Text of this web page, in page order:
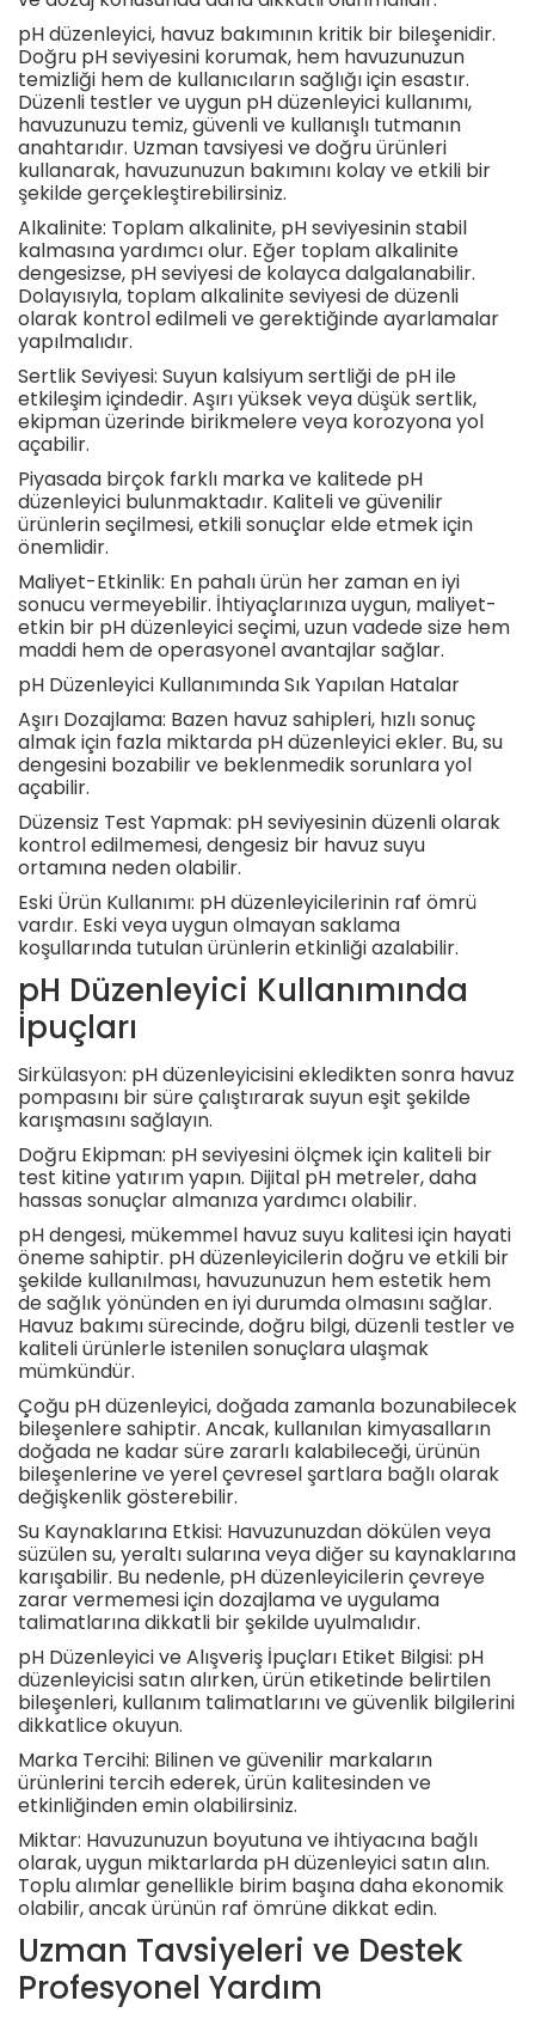
pH düzenleyici, havuz bakımının kritik bir bileşenidir.
Doğru pH seviyesini korumak, hem havuzunuzun
temizliği hem de kullanıcıların sağlığı için esastır.
Düzenli testler ve uygun pH düzenleyici kullanımı,
havuzunuzu temiz, güvenli ve kullanışlı tutmanın
anahtarıdır. Uzman tavsiyesi ve doğru ürünleri
kullanarak, havuzunuzun bakımını kolay ve etkili bir
şekilde gerçekleştirebilirsiniz.
Alkalinite: Toplam alkalinite, pH seviyesinin stabil
kalmasına yardımcı olur. Eğer toplam alkalinite
dengesizse, pH seviyesi de kolayca dalgalanabilir.
Dolayısıyla, toplam alkalinite seviyesi de düzenli
olarak kontrol edilmeli ve gerektiğinde ayarlamalar
yapılmalıdır.
Sertlik Seviyesi: Suyun kalsiyum sertliği de pH ile
etkileşim içindedir. Aşırı yüksek veya düşük sertlik,
ekipman üzerinde birikmelere veya korozyona yol
açabilir.
Piyasada birçok farklı marka ve kalitede pH
düzenleyici bulunmaktadır. Kaliteli ve güvenilir
ürünlerin seçilmesi, etkili sonuçlar elde etmek için
önemlidir.
Maliyet-Etkinlik: En pahalı ürün her zaman en iyi
sonucu vermeyebilir. İhtiyaçlarınıza uygun, maliyet-
etkin bir pH düzenleyici seçimi, uzun vadede size hem
maddi hem de operasyonel avantajlar sağlar.
pH Düzenleyici Kullanımında Sık Yapılan Hatalar
Aşırı Dozajlama: Bazen havuz sahipleri, hızlı sonuç
almak için fazla miktarda pH düzenleyici ekler. Bu, su
dengesini bozabilir ve beklenmedik sorunlara yol
açabilir.
Düzensiz Test Yapmak: pH seviyesinin düzenli olarak
kontrol edilmemesi, dengesiz bir havuz suyu
ortamına neden olabilir.
Eski Ürün Kullanımı: pH düzenleyicilerinin raf ömrü
vardır. Eski veya uygun olmayan saklama
koşullarında tutulan ürünlerin etkinliği azalabilir.
pH Düzenleyici Kullanımında
İpuçları
Sirkülasyon: pH düzenleyicisini ekledikten sonra havuz
pompasını bir süre çalıştırarak suyun eşit şekilde
karışmasını sağlayın.
Doğru Ekipman: pH seviyesini ölçmek için kaliteli bir
test kitine yatırım yapın. Dijital pH metreler, daha
hassas sonuçlar almanıza yardımcı olabilir.
pH dengesi, mükemmel havuz suyu kalitesi için hayati
öneme sahiptir. pH düzenleyicilerin doğru ve etkili bir
şekilde kullanılması, havuzunuzun hem estetik hem
de sağlık yönünden en iyi durumda olmasını sağlar.
Havuz bakımı sürecinde, doğru bilgi, düzenli testler ve
kaliteli ürünlerle istenilen sonuçlara ulaşmak
mümkündür.
Çoğu pH düzenleyici, doğada zamanla bozunabilecek
bileşenlere sahiptir. Ancak, kullanılan kimyasalların
doğada ne kadar süre zararlı kalabileceği, ürünün
bileşenlerine ve yerel çevresel şartlara bağlı olarak
değişkenlik gösterebilir.
Su Kaynaklarına Etkisi: Havuzunuzdan dökülen veya
süzülen su, yeraltı sularına veya diğer su kaynaklarına
karışabilir. Bu nedenle, pH düzenleyicilerin çevreye
zarar vermemesi için dozajlama ve uygulama
talimatlarına dikkatli bir şekilde uyulmalıdır.
pH Düzenleyici ve Alışveriş İpuçları Etiket Bilgisi: pH
düzenleyicisi satın alırken, ürün etiketinde belirtilen
bileşenleri, kullanım talimatlarını ve güvenlik bilgilerini
dikkatlice okuyun.
Marka Tercihi: Bilinen ve güvenilir markaların
ürünlerini tercih ederek, ürün kalitesinden ve
etkinliğinden emin olabilirsiniz.
Miktar: Havuzunuzun boyutuna ve ihtiyacına bağlı
olarak, uygun miktarlarda pH düzenleyici satın alın.
Toplu alımlar genellikle birim başına daha ekonomik
olabilir, ancak ürünün raf ömrüne dikkat edin.
Uzman Tavsiyeleri ve Destek
Profesyonel Yardım